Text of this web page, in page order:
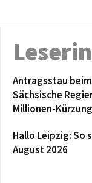
Antragsstau
Sächsische
Millionen-
Hallo Leipzig:
August 2026